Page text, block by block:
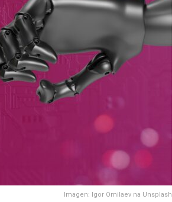
Imagen: Igor Omilaev na Unsplash